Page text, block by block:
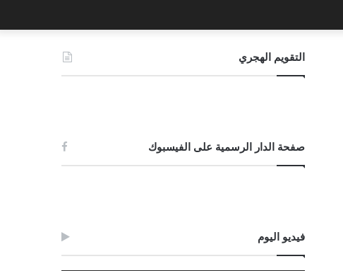
التقويم الهجري
صفحة الدار الرسمية على الفيسبوك
فيديو اليوم